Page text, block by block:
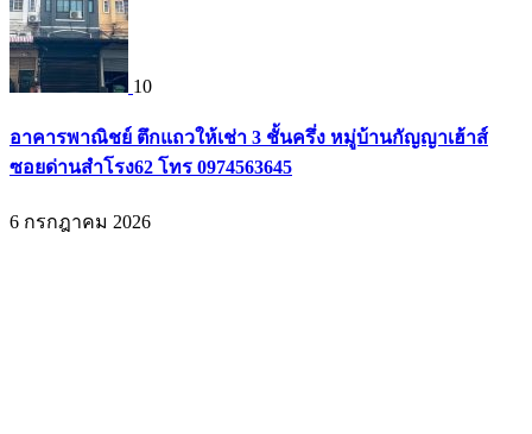
10
อาคารพาณิชย์ ตึกแถวให้เช่า 3 ชั้นครึ่ง หมู่บ้านกัญญาเฮ้าส์
ซอยด่านสำโรง62 โทร 0974563645
6 กรกฎาคม 2026